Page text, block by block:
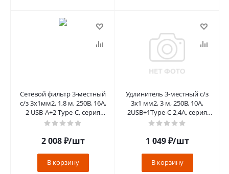
Сетевой фильтр 3-местный
с/з 3x1мм2, 1,8 м, 250В, 16А,
2 USB-A+2 Type-C, серия
Nova, HM21-31-02, бел
2 008₽/шт
В корзину
Удлинитель 3-местный c/з
3x1 мм2, 3 м, 250В, 10А,
2USB+1Type-C 2,4А, серия
Home, белый STEKKER
1 049₽/шт
В корзину